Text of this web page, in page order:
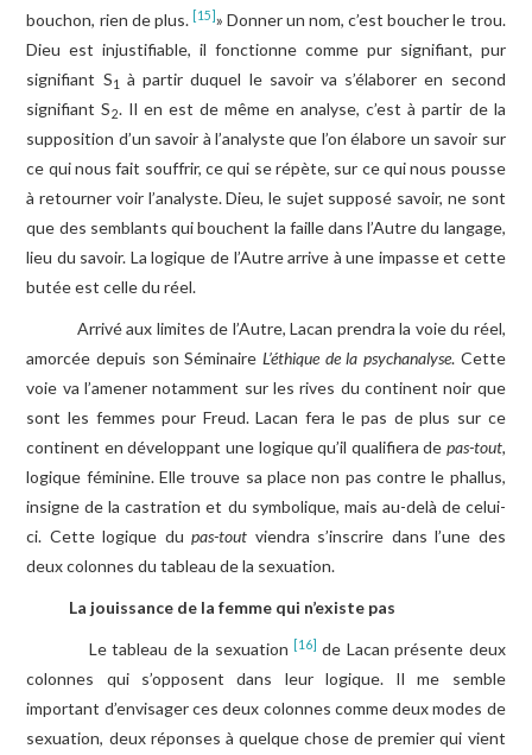
bouchon, rien de plus. [15]» Donner un nom, c’est boucher le trou.
Dieu est injustifiable, il fonctionne comme pur signifiant, pur
signifiant S1
à partir duquel le savoir va s’élaborer en second
signifiant S2. Il en est de même en analyse, c’est à partir de la
supposition d’un savoir à l’analyste que l’on élabore un savoir sur
ce qui nous fait souffrir, ce qui se répète, sur ce qui nous pousse
à retourner voir l’analyste. Dieu, le sujet supposé savoir, ne sont
que des semblants qui bouchent la faille dans l’Autre du langage,
lieu du savoir. La logique de l’Autre arrive à une impasse et cette
butée est celle du réel.
Arrivé aux limites de l’Autre, Lacan prendra la voie du réel,
amorcée depuis son Séminaire L’éthique de la psychanalyse. Cette
voie va l’amener notamment sur les rives du continent noir que
sont les femmes pour Freud. Lacan fera le pas de plus sur ce
continent en développant une logique qu’il qualifiera de pas-tout,
logique féminine. Elle trouve sa place non pas contre le phallus,
insigne de la castration et du symbolique, mais au-delà de celui-
ci. Cette logique dupas-tout viendra s’inscrire dans l’une des
deux colonnes du tableau de la sexuation.
La jouissance de la femme qui n’existe pas
Le tableau de la sexuation [16] de Lacan présente deux
colonnes qui s’opposent dans leur logique. Il me semble
important d’envisager ces deux colonnes comme deux modes de
sexuation, deux réponses à quelque chose de premier qui vient